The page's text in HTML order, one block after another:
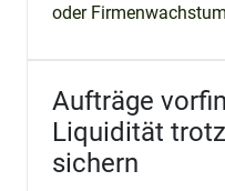
oder
Aufträge
Liquidität
sichern